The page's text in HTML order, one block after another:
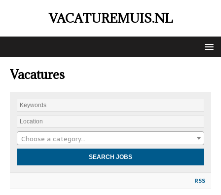
VACATUREMUIS.NL
Vacatures
Choose a category…
RSS